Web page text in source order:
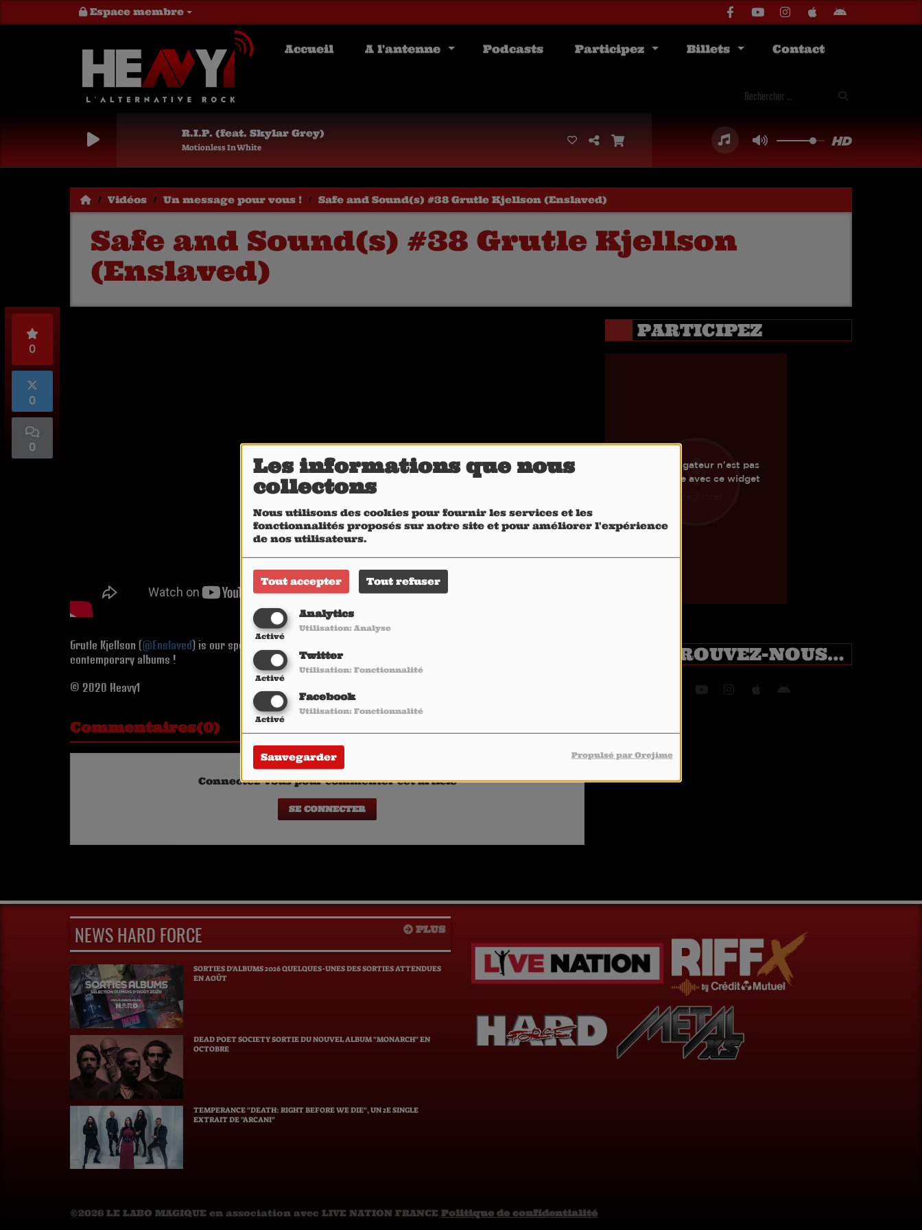
Les informations que nous
collectons
Nous utilisons des cookies pour fournir les services et les
fonctionnalités proposés sur notre site et pour améliorer l'expérience
de nos utilisateurs.
Tout accepter Tout refuser
Analytics
Activé
Utilisation: Analyse
Twitter
Activé
Utilisation: Fonctionnalité
Facebook
Activé
Utilisation: Fonctionnalité
Sauvegarder Propulsé par Orejime
Espace membre
Accueil A l'antenne Podcasts Participez Billets Contact
R.I.P. (feat. Skylar Grey)
Motionless In White
Vidéos Un message pour vous ! Safe and Sound(s) #38 Grutle Kjellson (Enslaved)
Safe and Sound(s) #38 Grutle Kjellson
(Enslaved)
0
0
0
Grutle Kjellson (@Enslaved) is our special guest in "Safe and Sound(s)" on HEAVY1TV with his 10 all-time favorite
contemporary albums !
© 2020 Heavy1
Commentaires(0)
Connectez-vous pour commenter cet article
SE CONNECTER
PARTICIPEZ
RETROUVEZ-NOUS SUR
PLUS
NEWS HARD FORCE
SORTIES D'ALBUMS 2026 QUELQUES-UNES DES SORTIES ATTENDUES
EN AOÛT
DEAD POET SOCIETY SORTIE DU NOUVEL ALBUM "MONARCH" EN
OCTOBRE
TEMPERANCE "DEATH: RIGHT BEFORE WE DIE", UN 2E SINGLE
EXTRAIT DE "ARCANI"
©2026 LE LABO MAGIQUE en association avec LIVE NATION FRANCE Politique de confidentialité